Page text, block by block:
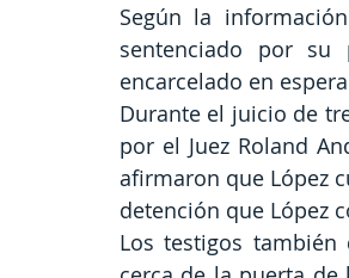
Según la
sentenciado por
encarcelado en
Durante el juicio de
por el Juez Roland
afirmaron que López
detención que López
Los testigos